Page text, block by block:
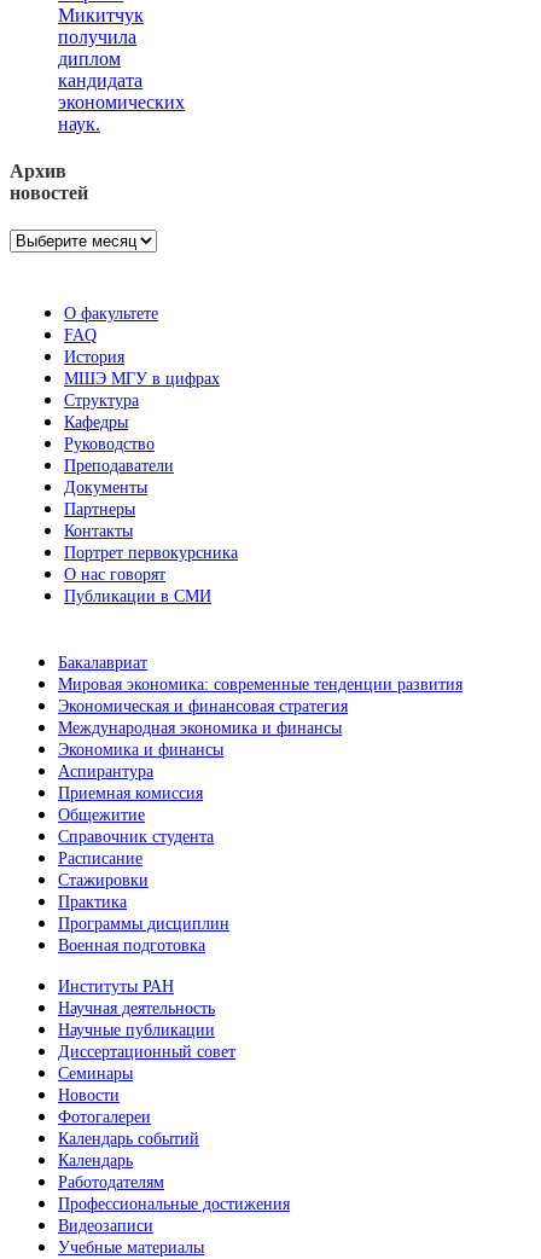
Микитчук
получила
диплом
кандидата
экономических
наук.
Архив
новостей
Архив
О факультете
FAQ
История
МШЭ МГУ в цифрах
Структура
Кафедры
Руководство
Преподаватели
Документы
Партнеры
Контакты
Портрет первокурсника
О нас говорят
Публикации в СМИ
Бакалавриат
Мировая экономика: современные тенденции развития
Экономическая и финансовая стратегия
Международная экономика и финансы
Экономика и финансы
Аспирантура
Приемная комиссия
Общежитие
Справочник студента
Расписание
Стажировки
Практика
Программы дисциплин
Военная подготовка
Институты РАН
Научная деятельность
Научные публикации
Диссертационный совет
Семинары
Новости
Фотогалереи
Календарь событий
Календарь
Работодателям
Профессиональные достижения
Видеозаписи
Учебные материалы